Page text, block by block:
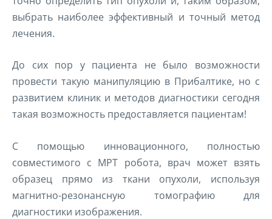
выбрать наиболее эффективный и точный метод
лечения.
До сих пор у пациента не было возможности
провести такую манипуляцию в Прибалтике, но с
развитием клиник и методов диагностики сегодня
такая возможность предоставляется пациентам!
С помощью инновационного, полностью
совместимого с МРТ робота, врач может взять
образец прямо из ткани опухоли, используя
магнитно-резонансную томографию для
диагностики изображения.